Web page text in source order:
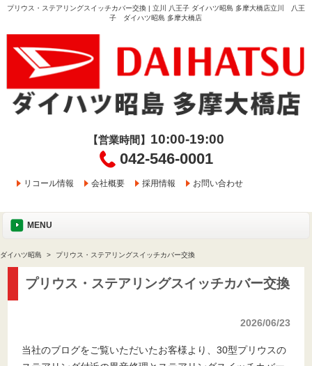
プリウス・ステアリングスイッチカバー交換 | 立川 八王子 ダイハツ昭島 多摩大橋店立川 八王
子 ダイハツ昭島 多摩大橋店
【営業時間】 10:00-19:00
042-546-0001
リコール情報 会社概要 採用情報 お問い合わせ
MENU
ダイハツ昭島 プリウス・ステアリングスイッチカバー交換
プリウス・ステアリングスイッチカバー交換
2026/06/23
当社のブログをご覧いただいたお客様より、30型プリウスの